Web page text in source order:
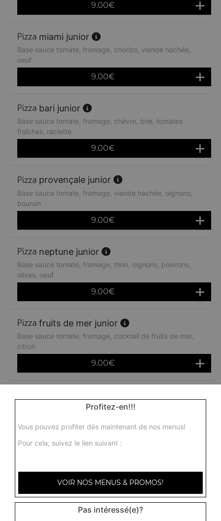
9.00€
miami junior
Base sauce tomate, fromage, chorizo, viande hachée,
oeuf
9.00€
bari junior
Base sauce tomate, fromage, chèvre, brie, tomates
fraîches, raclette
9.00€
provençale junior
Base sauce tomate, fromage, viande hachée, oignons,
boursin
9.00€
neptune junior
Base sauce tomate, fromage, thon, oignons, poivrons,
olives, oeuf
9.00€
fruits de mer junior
Base sauce tomate, fromage, cocktail de fruits de mer,
citron
9.00€
Base sauce tomate, fromage, poulet, pommes de terre,
Base sauce tomate, fromage, jambon, oeuf, oignons
9.00€
Profitez-en!!!
Vous pouvez profiter dès maintenant de nos menus!
Pour cela, suivez le lien suivant :
VOIR NOS MENUS & PROMOS!
Pas intéressé(e)?